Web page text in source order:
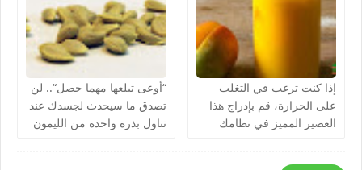
إذا كنت ترغب في التغلب
على الحرارة، قم بإدراج هذا
العصير المميز في نظامك
“أوعى تبلعها مهما حصل“.. لن
تصدق ما سيحدث لجسدك عند
تناول بذرة واحدة من الليمون